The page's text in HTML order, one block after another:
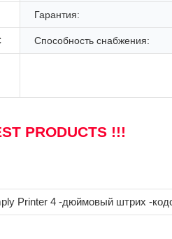
Гарантия:
Способность снабжения:
PRODUCTS !!!
Printer 4 -дюймовый штрих -